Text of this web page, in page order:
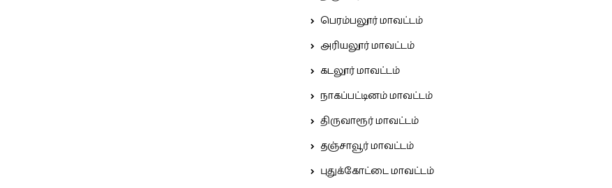
பெரம்பலூர் மாவட்டம்
அரியலூர் மாவட்டம்
கடலூர் மாவட்டம்
நாகப்பட்டினம் மாவட்டம்
திருவாரூர் மாவட்டம்
தஞ்சாவூர் மாவட்டம்
புதுக்கோட்டை மாவட்டம்